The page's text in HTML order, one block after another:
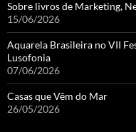
Sobre livros de Marketing,
15/06/2026
Aquarela Brasileira no VII
Lusofonia
07/06/2026
Casas que Vêm do Mar
26/05/2026